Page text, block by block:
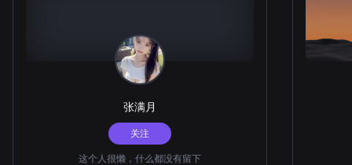
张满月
关注
这个人很懒，什么都没有留下